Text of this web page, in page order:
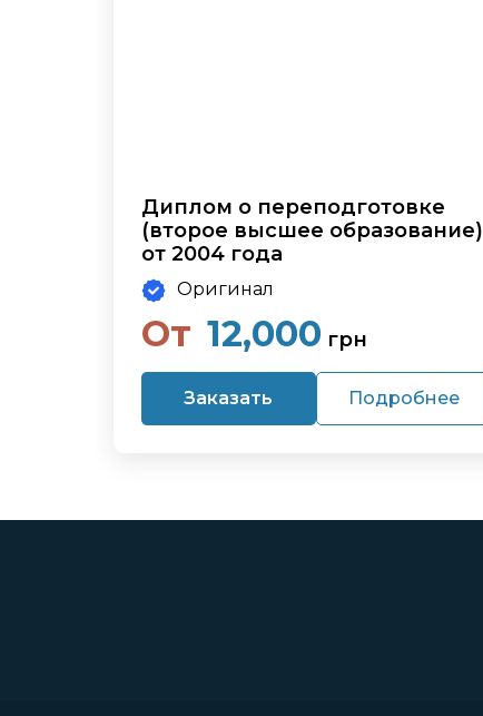
Диплом о переподготовке
(второе высшее образование)
от 2004 года
Оригинал
От 12,000 грн
Заказать Подробнее